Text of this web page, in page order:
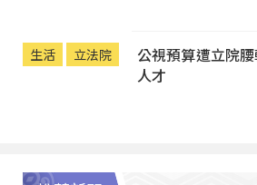
生活 立法院
公視預算遭立院
人才